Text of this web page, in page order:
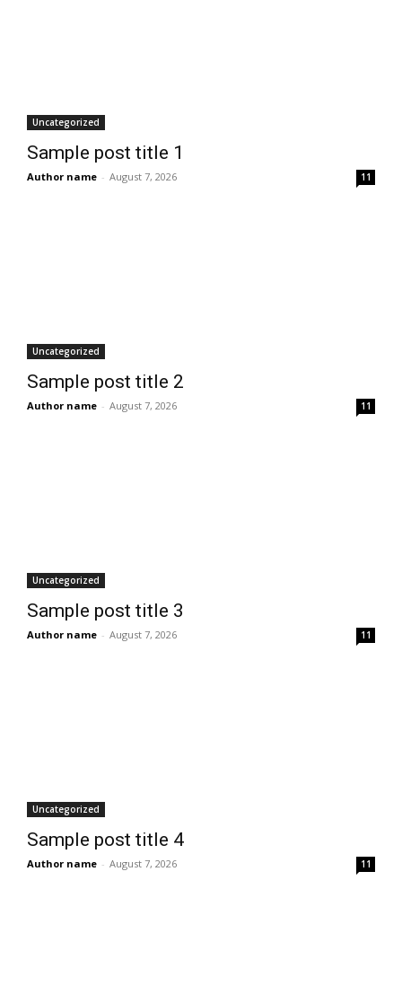
Uncategorized
Sample post title 1
Author name - August 7, 2026 11
Uncategorized
Sample post title 2
Author name - August 7, 2026 11
Uncategorized
Sample post title 3
Author name - August 7, 2026 11
Uncategorized
Sample post title 4
Author name - August 7, 2026 11